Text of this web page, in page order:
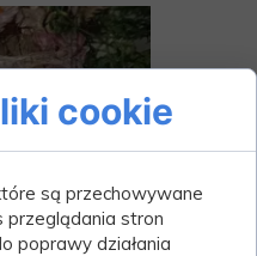
cookie
są przechowywane
przeglądania stron
poprawy działania